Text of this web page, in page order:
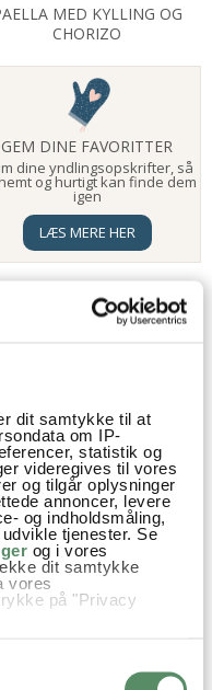
dit samtykke til at
om IP-
statistik og
videregives til vores
og tilgår oplysninger
annoncer, levere
og indholdsmåling,
tjenester. Se
og i vores
dit samtykke
vores
på "Privacy
om din placering,
få meter
MED KYLLING OG
CHORIZO
GEM DINE FAVORITTER
dine yndlingsopskrifter, så
og hurtigt kan finde dem
igen
LÆS MERE HER
TORTILLA PIZZA